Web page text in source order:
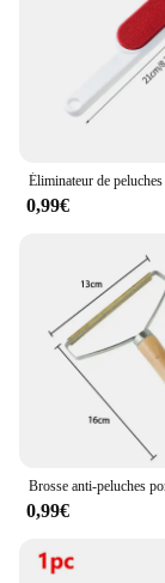
being and
0,99€
0,99€